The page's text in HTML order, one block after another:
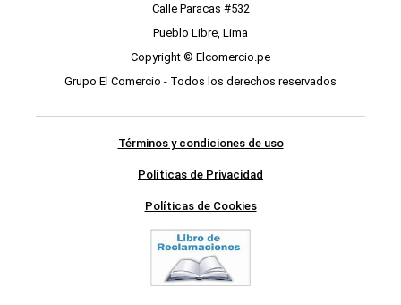
Calle Paracas #532
Pueblo Libre, Lima
Copyright © Elcomercio.pe
Grupo El Comercio - Todos los derechos reservados
Términos y condiciones de uso
Políticas de Privacidad
Políticas de Cookies